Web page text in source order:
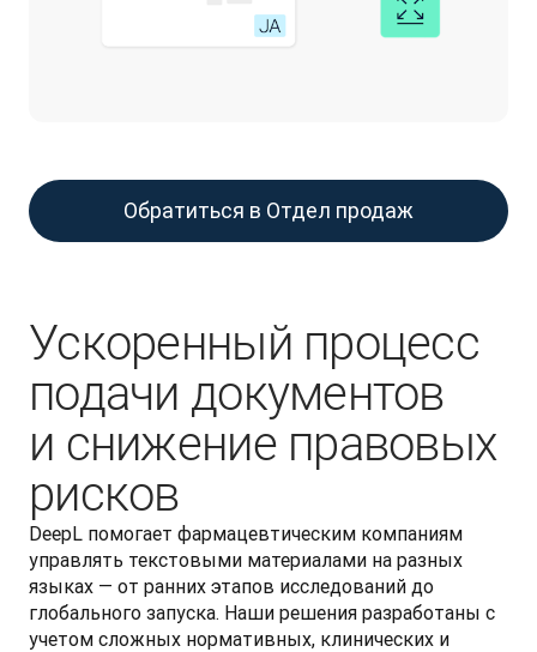
Обратиться в Отдел продаж
Ускоренный процесс
подачи документов
и снижение правовых
рисков
DeepL помогает фармацевтическим компаниям
управлять текстовыми материалами на разных
языках — от ранних этапов исследований до
глобального запуска. Наши решения разработаны с
учетом сложных нормативных, клинических и